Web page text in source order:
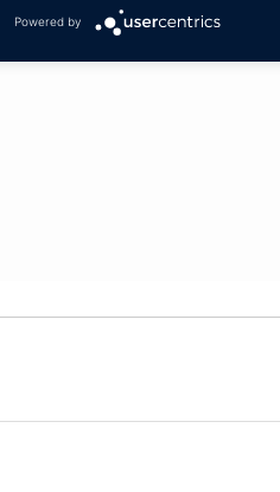
EUR 95.21–166.76
Powered by